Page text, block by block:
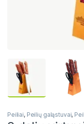
Peiliai, Peilių galąstuvai,